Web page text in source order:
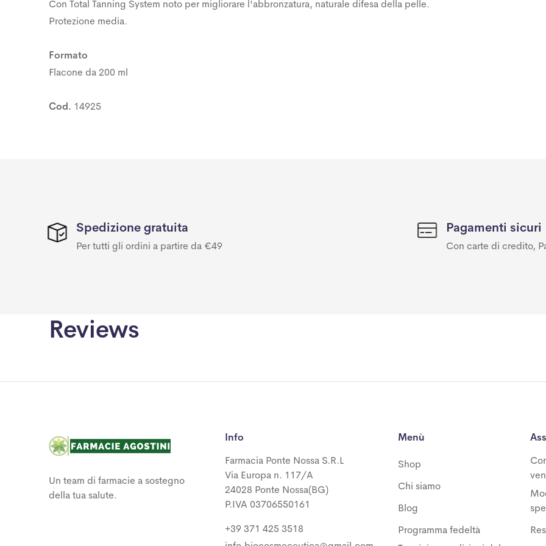
Con Total Tanning System noto per migliorare l'abbronzatura, naturale difesa della pelle.
Protezione media.
Formato
Flacone da 200 ml
Cod. 14925
Spedizione gratuita
Per tutti gli ordini a partire da €49
Pagamenti sicuri
Con carte di credito,
Reviews
Un team di farmacie a sostegno
della tua salute.
Info
Farmacia Ponte Nossa S.R.L
Via Europa n. 117/A
24028 Ponte Nossa(BG)
P.IVA 03706550161
+39 371 425 3518
Menù
Shop
Chi siamo
Blog
Programma fedeltà